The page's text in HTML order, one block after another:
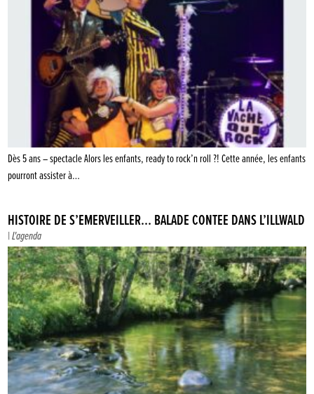
Dès 5 ans – spectacle Alors les enfants, ready to rock’n roll ?! Cette année, les enfants
pourront assister à…
HISTOIRE DE S’ÉMERVEILLER… BALADE CONTÉE DANS L’ILLWALD
|L'agenda